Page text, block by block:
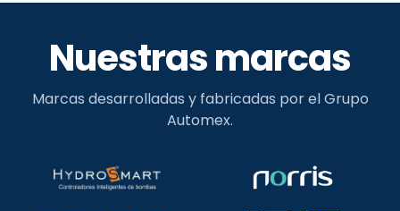
Nuestras marcas
Marcas desarrolladas y fabricadas por el Grupo
Automex.